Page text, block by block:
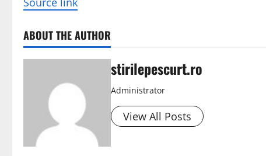
ABOUT THE AUTHOR
stirilepescurt.ro
Administrator
View All Posts